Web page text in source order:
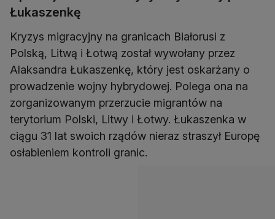
Łukaszenkę
Kryzys migracyjny na granicach Białorusi z
Polską, Litwą i Łotwą został wywołany przez
Alaksandra Łukaszenkę, który jest oskarżany o
prowadzenie wojny hybrydowej. Polega ona na
zorganizowanym przerzucie migrantów na
terytorium Polski, Litwy i Łotwy. Łukaszenka w
ciągu 31 lat swoich rządów nieraz straszył Europę
osłabieniem kontroli granic.